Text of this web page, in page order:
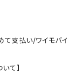
て支払い/ワイモバ
て】